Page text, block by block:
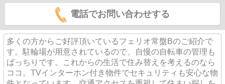
電話でお問い合わせする
多くの方からご好評頂いているフェリオ常盤Bのご紹介で
す。駐輪場が用意されているので、自慢の自転車の管理も
ばっちりです。これからの生活で住み替えを考えるのなら
ココ。TVインターホン付き物件でセキュリティも安心な物